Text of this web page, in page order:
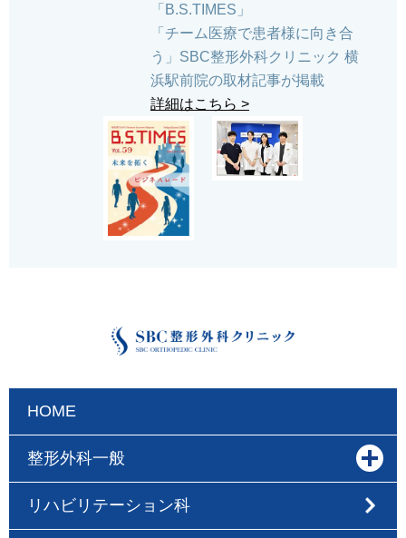
「B.S.TIMES」
「チーム医療で患者様に向き合
う」SBC整形外科クリニック 横
浜駅前院の取材記事が掲載
詳細はこちら >
HOME
整形外科一般
リハビリテーション科